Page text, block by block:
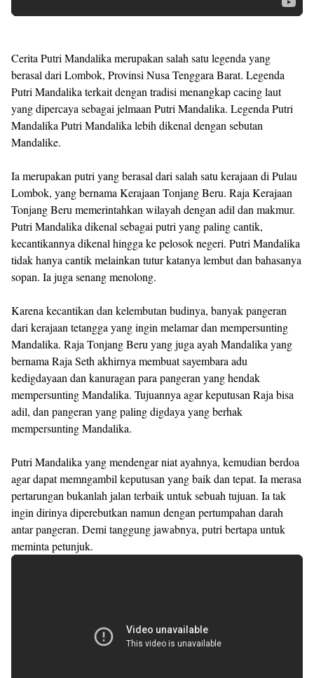
Cerita Putri Mandalika merupakan salah satu legenda yang
berasal dari Lombok, Provinsi Nusa Tenggara Barat. Legenda
Putri Mandalika terkait dengan tradisi menangkap cacing laut
yang dipercaya sebagai jelmaan Putri Mandalika. Legenda Putri
Mandalika Putri Mandalika lebih dikenal dengan sebutan
Mandalike.
Ia merupakan putri yang berasal dari salah satu kerajaan di Pulau
Lombok, yang bernama Kerajaan Tonjang Beru. Raja Kerajaan
Tonjang Beru memerintahkan wilayah dengan adil dan makmur.
Putri Mandalika dikenal sebagai putri yang paling cantik,
kecantikannya dikenal hingga ke pelosok negeri. Putri Mandalika
tidak hanya cantik melainkan tutur katanya lembut dan bahasanya
sopan. Ia juga senang menolong.
Karena kecantikan dan kelembutan budinya, banyak pangeran
dari kerajaan tetangga yang ingin melamar dan mempersunting
Mandalika. Raja Tonjang Beru yang juga ayah Mandalika yang
bernama Raja Seth akhirnya membuat sayembara adu
kedigdayaan dan kanuragan para pangeran yang hendak
mempersunting Mandalika. Tujuannya agar keputusan Raja bisa
adil, dan pangeran yang paling digdaya yang berhak
mempersunting Mandalika.
Putri Mandalika yang mendengar niat ayahnya, kemudian berdoa
agar dapat memngambil keputusan yang baik dan tepat. Ia merasa
pertarungan bukanlah jalan terbaik untuk sebuah tujuan. Ia tak
ingin dirinya diperebutkan namun dengan pertumpahan darah
antar pangeran. Demi tanggung jawabnya, putri bertapa untuk
meminta petunjuk.